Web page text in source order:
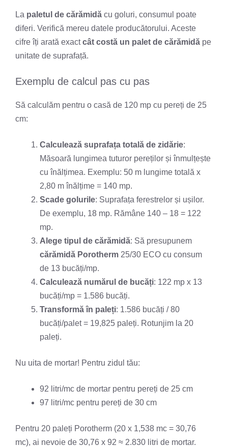
La paletul de cărămidă cu goluri, consumul poate
diferi. Verifică mereu datele producătorului. Aceste
cifre îți arată exactcât costă un palet de cărămidă pe
unitate de suprafață.
Exemplu de calcul pas cu pas
Să calculăm pentru o casă de 120 mp cu pereți de 25
cm:
Calculează suprafața totală de zidărie:
Măsoară lungimea tuturor pereților și înmulțește
cu înălțimea. Exemplu: 50 m lungime totală x
2,80 m înălțime = 140 mp.
Scade golurile: Suprafața ferestrelor și ușilor.
De exemplu, 18 mp. Rămâne 140 – 18 = 122
mp.
Alege tipul de cărămidă: Să presupunem
cărămidă Porotherm 25/30 ECO cu consum
de 13 bucăți/mp.
Calculează numărul de bucăți: 122 mp x 13
bucăți/mp = 1.586 bucăți.
Transformă în paleți: 1.586 bucăți / 80
bucăți/palet = 19,825 paleți. Rotunjim la 20
paleți.
Nu uita de mortar! Pentru zidul tău:
92 litri/mc de mortar pentru pereți de 25 cm
97 litri/mc pentru pereți de 30 cm
Pentru 20 paleți Porotherm (20 x 1,538 mc = 30,76
mc), ai nevoie de 30,76 x 92 ≈ 2.830 litri de mortar.